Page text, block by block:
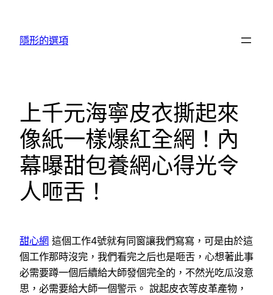
隱形的選項
上千元海寧皮衣撕起來
像紙一樣爆紅全網！內
幕曝甜包養網心得光令
人咂舌！
甜心網 這個工作4號就有同窗讓我們寫寫，可是由於這
個工作那時沒完，我們看完之后也是咂舌，心想著此事
必需要蹲一個后續給大師發個完全的，不然光吃瓜沒意
思，必需要給大師一個警示。 說起皮衣等皮革產物，